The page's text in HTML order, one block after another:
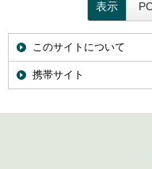
表示
このサイトについて
携帯サイト